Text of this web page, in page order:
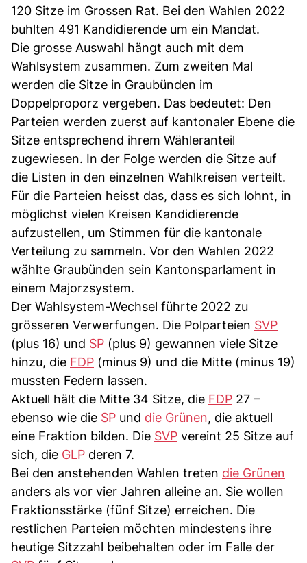
120 Sitze im Grossen Rat. Bei den Wahlen 2022
buhlten 491 Kandidierende um ein Mandat.
Die grosse Auswahl hängt auch mit dem
Wahlsystem zusammen. Zum zweiten Mal
werden die Sitze in Graubünden im
Doppelproporz vergeben. Das bedeutet: Den
Parteien werden zuerst auf kantonaler Ebene die
Sitze entsprechend ihrem Wähleranteil
zugewiesen. In der Folge werden die Sitze auf
die Listen in den einzelnen Wahlkreisen verteilt.
Für die Parteien heisst das, dass es sich lohnt, in
möglichst vielen Kreisen Kandidierende
aufzustellen, um Stimmen für die kantonale
Verteilung zu sammeln. Vor den Wahlen 2022
wählte Graubünden sein Kantonsparlament in
einem Majorzsystem.
Der Wahlsystem-Wechsel führte 2022 zu
grösseren Verwerfungen. Die Polparteien SVP
(plus 16) und SP (plus 9) gewannen viele Sitze
hinzu, die FDP (minus 9) und die Mitte (minus 19)
mussten Federn lassen.
Aktuell hält die Mitte 34 Sitze, die FDP 27 –
ebenso wie die SP und die Grünen, die aktuell
eine Fraktion bilden. Die SVP vereint 25 Sitze auf
sich, die GLP deren 7.
Bei den anstehenden Wahlen treten die Grünen
anders als vor vier Jahren alleine an. Sie wollen
Fraktionsstärke (fünf Sitze) erreichen. Die
restlichen Parteien möchten mindestens ihre
heutige Sitzzahl beibehalten oder im Falle der